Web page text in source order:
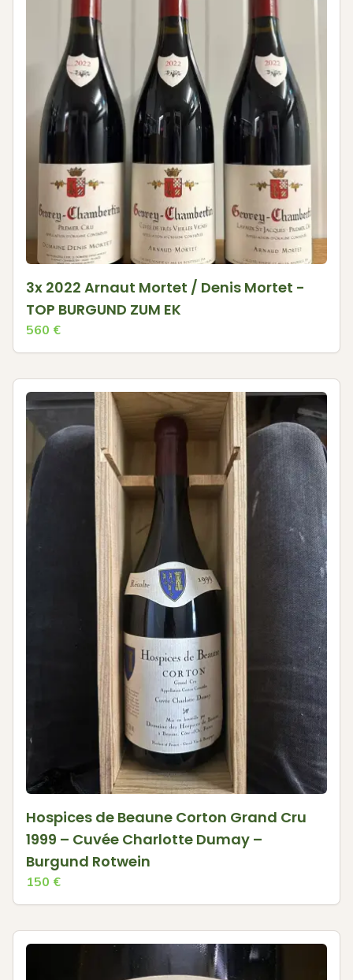
3x 2022 Arnaut Mortet / Denis Mortet -
TOP BURGUND ZUM EK
560 €
Hospices de Beaune Corton Grand Cru
1999 – Cuvée Charlotte Dumay –
Burgund Rotwein
150 €